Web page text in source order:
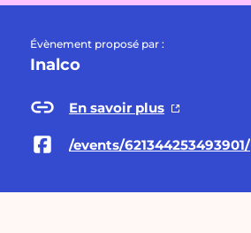
Évènement proposé par :
Inalco
En savoir plus
/events/621344253493901/